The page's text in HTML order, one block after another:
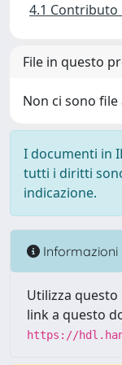
4.1 Contributo
File in questo
Non ci sono
I documenti in
tutti i diritti
indicazione.
Informazioni
Utilizza
link a questo
https://